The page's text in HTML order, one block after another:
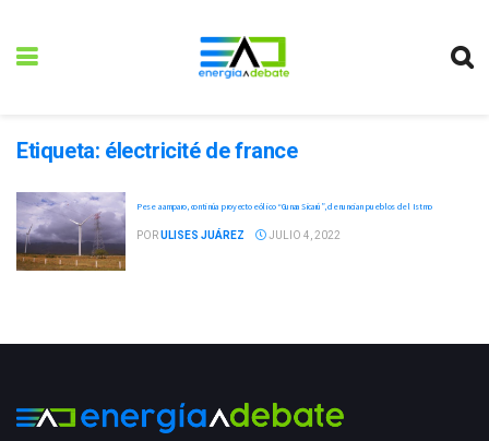
Etiqueta: électricité de france
Pese a amparo, continúa proyecto eólico “Gunaa Sicarú”, denuncian pueblos del Istmo
PORULISES JUÁREZ JULIO 4, 2022